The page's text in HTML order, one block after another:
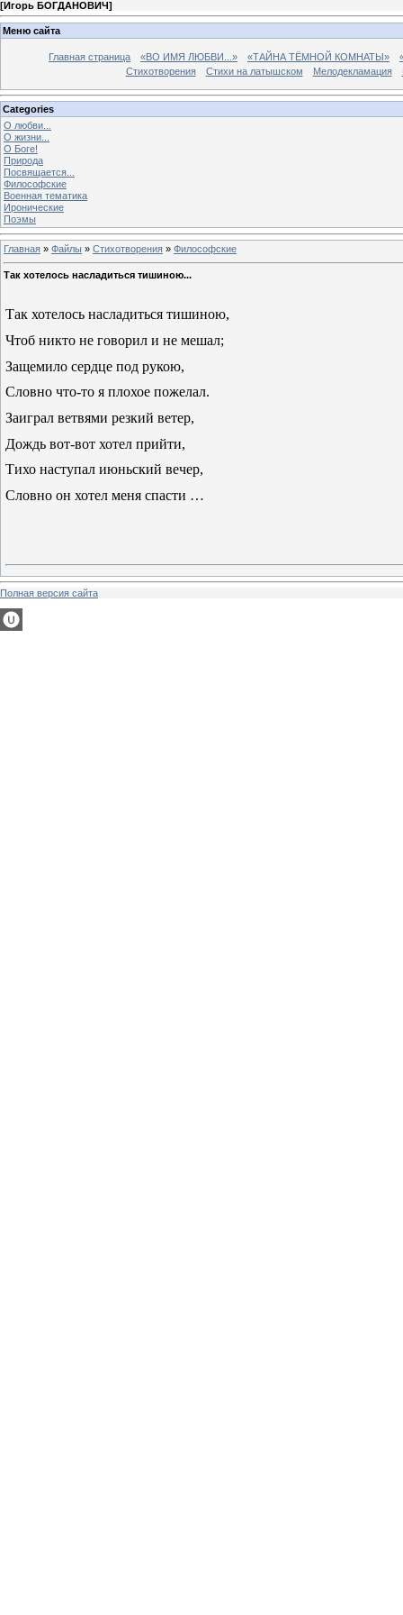
[Игорь БОГДАНОВИЧ]
Меню сайта
Главная страница «ВО ИМЯ ЛЮБВИ...» «ТАЙНА ТЁМНОЙ КОМНАТЫ»
Стихотворения
Стихи на латышском Мелодекламация
Categories
О любви...
О жизни...
О Боге!
Природа
Посвящается...
Философские
Военная тематика
Иронические
Поэмы
Главная » Файлы » Стихотворения » Философские
Так хотелось насладиться тишиною...
Так хотелось насладиться тишиною,
Чтоб никто не говорил и не мешал;
Защемило сердце под рукою,
Словно что-то я плохое пожелал.
Заиграл ветвями резкий ветер,
Дождь вот-вот хотел прийти,
Тихо наступал июньский вечер,
Словно он хотел меня спасти …
Полная версия сайта